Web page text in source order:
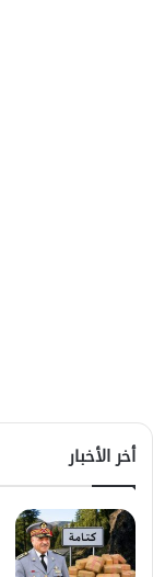
أخر الأخبار